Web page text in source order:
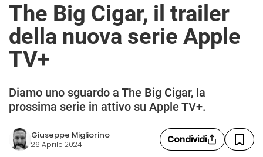
The Big Cigar, il trailer
della nuova serie Apple
TV+
Diamo uno sguardo a The Big Cigar, la
prossima serie in attivo su Apple TV+.
Giuseppe Migliorino
26 Aprile 2024 Condividi